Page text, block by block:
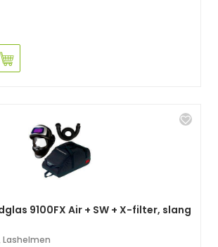
9100FX Air + SW + X-filter, slang
Lashelmen